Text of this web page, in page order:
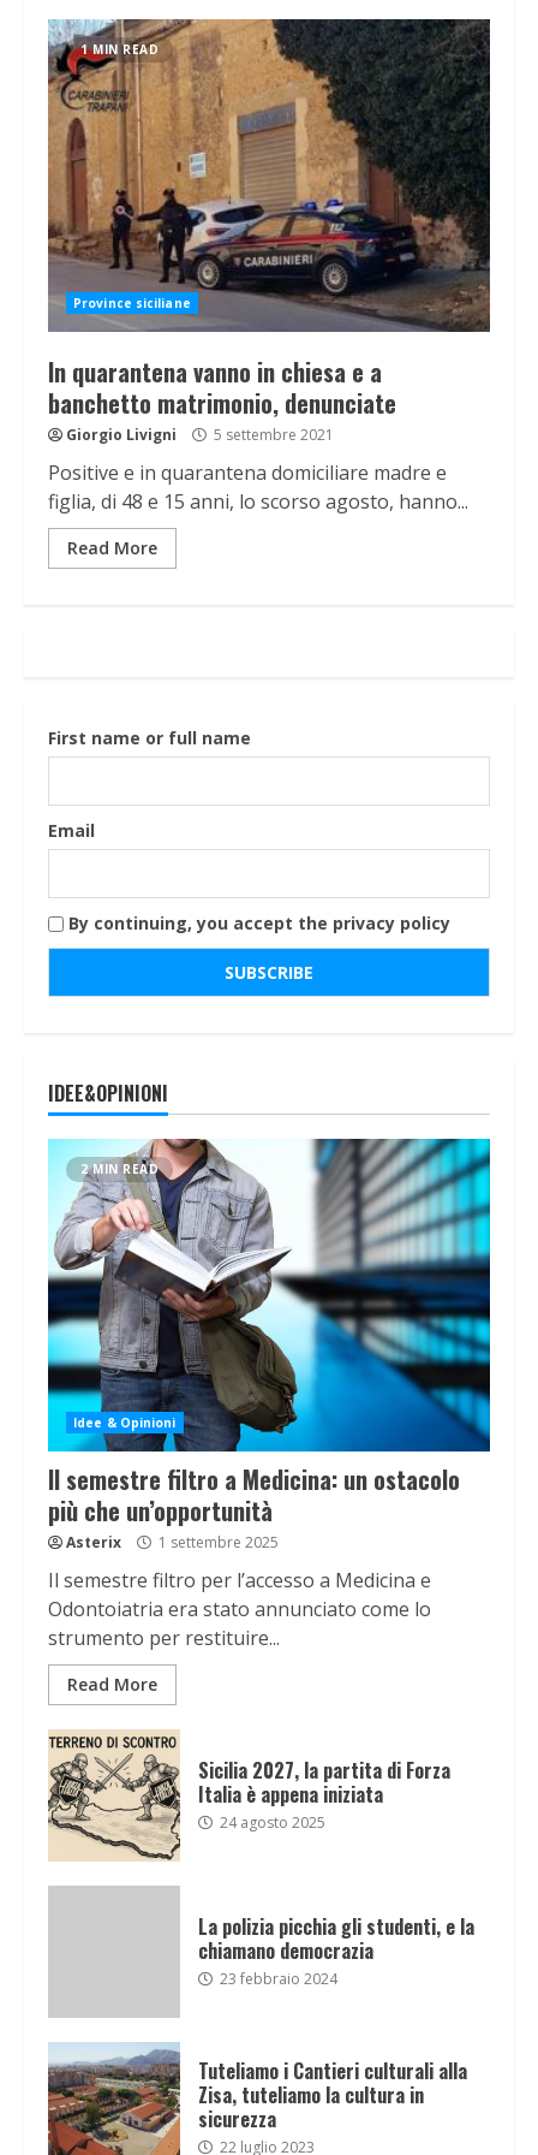
1 MIN READ
Province siciliane
In quarantena vanno in chiesa e a
banchetto matrimonio, denunciate
Giorgio Livigni 5 settembre 2021
Positive e in quarantena domiciliare madre e
figlia, di 48 e 15 anni, lo scorso agosto, hanno...
Read More
First name or full name
Email
By continuing, you accept the privacy policy
IDEE&OPINIONI
2 MIN READ
Idee & Opinioni
Il semestre filtro a Medicina: un ostacolo
più che un’opportunità
Asterix 1 settembre 2025
Il semestre filtro per l’accesso a Medicina e
Odontoiatria era stato annunciato come lo
strumento per restituire...
Read More
Sicilia 2027, la partita di Forza
Italia è appena iniziata
24 agosto 2025
La polizia picchia gli studenti, e la
chiamano democrazia
23 febbraio 2024
Tuteliamo i Cantieri culturali alla
Zisa, tuteliamo la cultura in
sicurezza
22 luglio 2023